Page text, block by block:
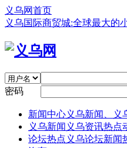
义乌网首页
义乌国际商贸城:全球最大的
密码
新闻中心义乌新闻、义
义乌新闻 义乌资讯热点
论坛热点 义乌论坛新闻